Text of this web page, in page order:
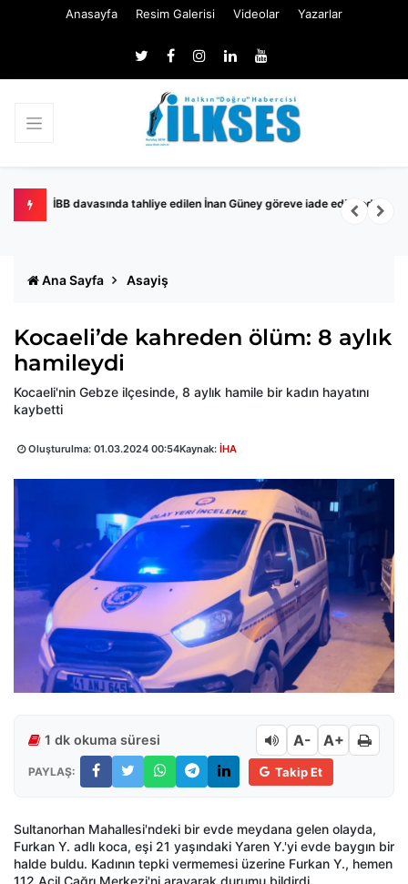
Anasayfa Resim Galerisi Videolar Yazarlar
İBB davasında tahliye edilen İnan Güney göreve iade edilmedi
Ana Sayfa Asayiş
Kocaeli’de kahreden ölüm: 8 aylık
hamileydi
Kocaeli'nin Gebze ilçesinde, 8 aylık hamile bir kadın hayatını
kaybetti
Oluşturulma: 01.03.2024 00:54Kaynak: İHA
1 dk okuma süresi A- A+
PAYLAŞ: Takip Et
Sultanorhan Mahallesi'ndeki bir evde meydana gelen olayda,
Furkan Y. adlı koca, eşi 21 yaşındaki Yaren Y.'yi evde baygın bir
halde buldu. Kadının tepki vermemesi üzerine Furkan Y., hemen
112 Acil Çağrı Merkezi'ni arayarak durumu bildirdi.